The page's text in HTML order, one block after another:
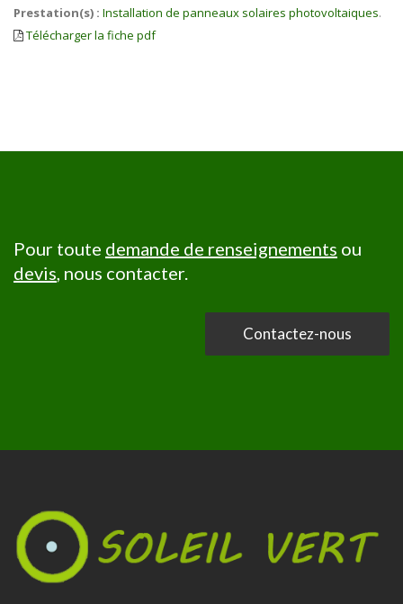
Prestation(s) : Installation de panneaux solaires photovoltaiques.
Télécharger la fiche pdf
Pour toute demande de renseignements ou
devis, nous contacter.
Contactez-nous